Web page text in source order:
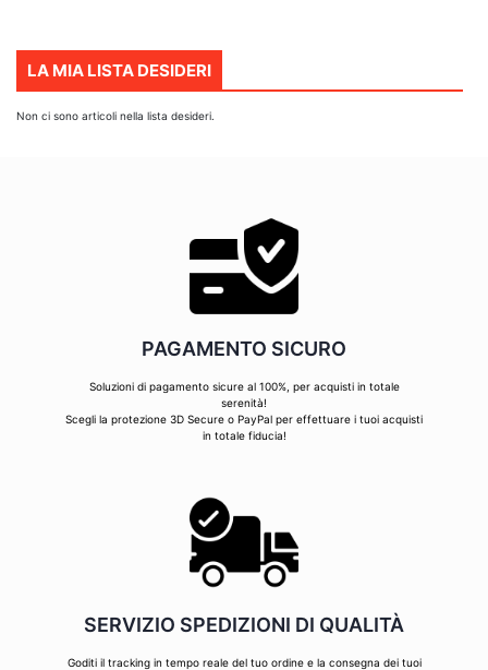
LA MIA LISTA DESIDERI
Non ci sono articoli nella lista desideri.
PAGAMENTO SICURO
Soluzioni di pagamento sicure al 100%, per acquisti in totale
serenità!
Scegli la protezione 3D Secure o PayPal per effettuare i tuoi acquisti
in totale fiducia!
SERVIZIO SPEDIZIONI DI QUALITÀ
Goditi il tracking in tempo reale del tuo ordine e la consegna dei tuoi